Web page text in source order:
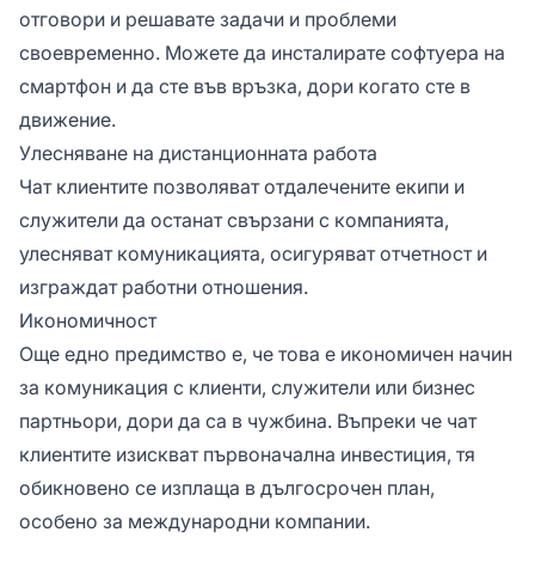
отговори и решавате задачи и проблеми
своевременно. Можете да инсталирате софтуера на
смартфон и да сте във връзка, дори когато сте в
движение.
Улесняване на дистанционната работа
Чат клиентите позволяват отдалечените екипи и
служители да останат свързани с компанията,
улесняват комуникацията, осигуряват отчетност и
изграждат работни отношения.
Икономичност
Още едно предимство е, че това е икономичен начин
за комуникация с клиенти, служители или бизнес
партньори, дори да са в чужбина. Въпреки че чат
клиентите изискват първоначална инвестиция, тя
обикновено се изплаща в дългосрочен план,
особено за международни компании.